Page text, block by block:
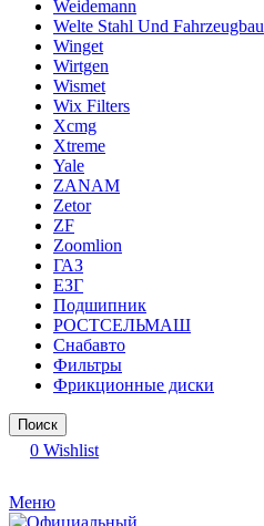
Weidemann
Welte Stahl Und Fahrzeugbau
Winget
Wirtgen
Wismet
Wix Filters
Xcmg
Xtreme
Yale
ZANAM
Zetor
ZF
Zoomlion
ГАЗ
ЕЗГ
Подшипник
РОСТСЕЛЬМАШ
Снабавто
Фильтры
Фрикционные диски
Поиск
0 Wishlist
Меню